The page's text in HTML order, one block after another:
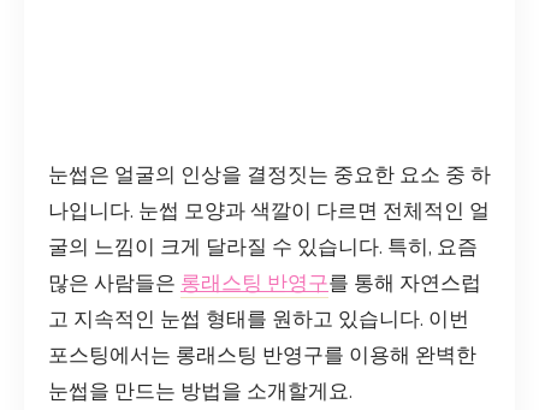
눈썹은 얼굴의 인상을 결정짓는 중요한 요소 중 하
나입니다. 눈썹 모양과 색깔이 다르면 전체적인 얼
굴의 느낌이 크게 달라질 수 있습니다. 특히, 요즘
많은 사람들은 롱래스팅 반영구를 통해 자연스럽
고 지속적인 눈썹 형태를 원하고 있습니다. 이번
포스팅에서는 롱래스팅 반영구를 이용해 완벽한
눈썹을 만드는 방법을 소개할게요.